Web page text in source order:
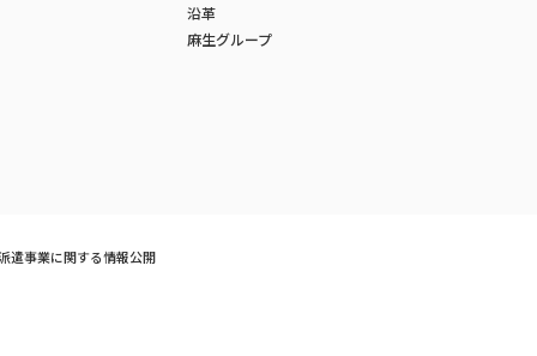
沿革
麻生グループ
遣事業に関する情報公開